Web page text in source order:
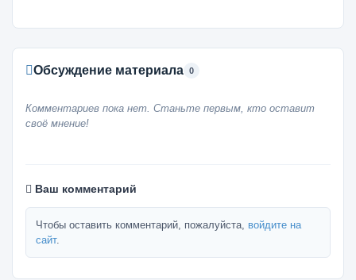
Обсуждение материала 0
Комментариев пока нет. Станьте первым, кто оставит
своё мнение!
Ваш комментарий
Чтобы оставить комментарий, пожалуйста, войдите на
сайт.